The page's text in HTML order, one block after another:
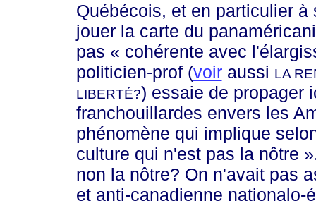
Québécois, et en particulier
jouer la carte du
pas « cohérente avec
politicien-prof (voiraussi LA
LIBERTÉ?) essaie de propager
franchouillardes envers les
phénomène qui implique
culture qui n'est pas la nôtre »
non la nôtre? On n'avait pas
et anti-canadienne nationalo-